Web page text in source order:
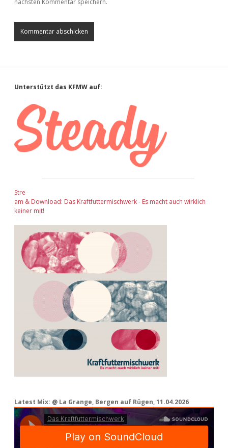
nächsten Kommentar speichern.
Sidebar
Unterstützt das KFMW auf:
Stre
am & Download: Das Kraftfuttermischwerk - Es macht auch wirklich
keiner mit!
Latest Mix: @ La Grange, Bergen auf Rügen, 11.04.2026